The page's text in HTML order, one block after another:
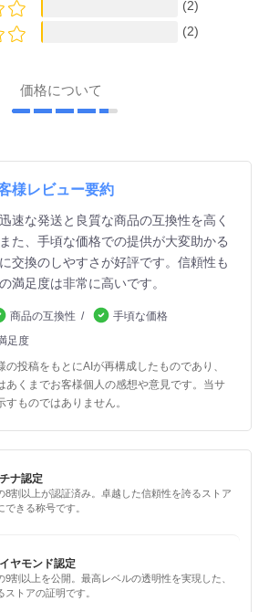
(2)
(2)
価格について
様レビュー要約
速な発送と良質な商品の互換性を高く
た、手頃な価格での提供が大変助かる
交換のしやすさが好評です。信頼性も
満足度は非常に高いです。
商品の互換性
手頃な価格
足度
の投稿をもとにAIが再構成したものであり、
あくまでお客様個人の感想や意見です。当サ
ものではありません。
ナ認定
8割以上が認証済み。卓越した信頼性を誇るストア
できる称号です。
ヤモンド認定
9割以上を公開。最高レベルの透明性を実現した、
ストアの証明です。